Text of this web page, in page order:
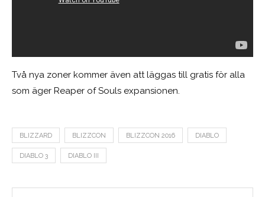
Två nya zoner kommer även att läggas till gratis för alla
som äger Reaper of Souls expansionen.
BLIZZARD BLIZZCON BLIZZCON 2016 DIABLO
DIABLO 3 DIABLO III